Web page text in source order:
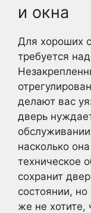
и окна
Для хороших
требуется
делают вас
дверь
насколько
техническое
сохранит
состоянии,
же не хотите,